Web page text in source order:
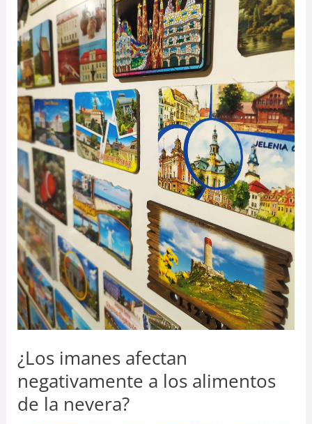
¿Los imanes afectan
negativamente a los alimentos
de la nevera?
afectan
negativamente
a
los
alimentos
de
la
nevera?